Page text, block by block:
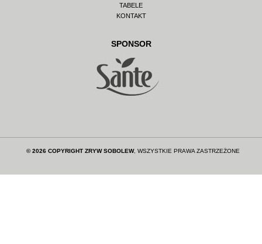
TABELE
KONTAKT
SPONSOR
© 2026 COPYRIGHT ZRYW SOBOLEW, WSZYSTKIE PRAWA ZASTRZEŻONE